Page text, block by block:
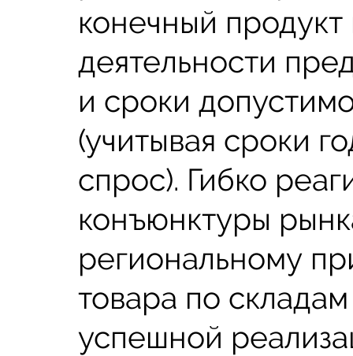
конечный
деятельности
и сроки
(учитывая сроки
спрос). Гибко
конъюнктуры
региональному
товара по
успешной